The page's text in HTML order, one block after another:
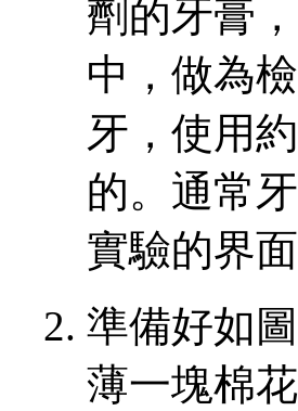
劑的牙膏
中，做為
牙，使用
的。通常
實驗的界
準備好如
薄一塊棉花